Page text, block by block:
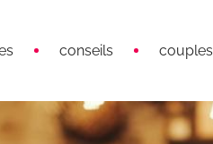
conseils couples